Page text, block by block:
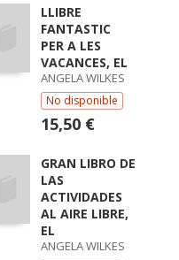
LLIBRE
FANTASTIC
PER A LES
VACANCES, EL
ANGELA WILKES
No disponible
15,50 €
GRAN LIBRO DE
LAS
ACTIVIDADES
AL AIRE LIBRE,
EL
ANGELA WILKES